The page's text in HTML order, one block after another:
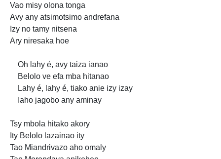
Vao misy olona tonga
Avy any atsimotsimo andrefana
Izy no tamy nitsena
Ary niresaka hoe
Oh lahy é, avy taiza ianao
Belolo ve efa mba hitanao
Lahy é, lahy é, tiako anie izy izay
Iaho jagobo any aminay
Tsy mbola hitako akory
Ity Belolo lazainao ity
Tao Miandrivazo aho omaly